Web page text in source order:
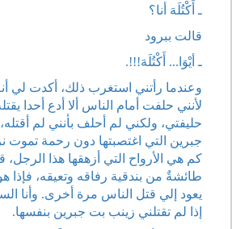
ـ أَكْتُلَهَ أنا؟
قالت ببرود
ـ أيْوَا... أَكْتُلَهَ!!!.
وعندما رأتني استغرب ذلك، أكدت لي
لأنني حلفت أمام الناس ألا أدع أحدا
حليفتي، ولكني لم أحلف بأنني لم
جبرين التي اغتصبتها دون رحمة تموت
كم هي الأرواح التي أزهقها هذا
طائشةٌ من بندقية رفاقه وتعيقه، فإذا
يعود إلي قتل الناس مرة أخرى. وأنا
إذا لم تقتلني زينب بت جبرين بنفسها.